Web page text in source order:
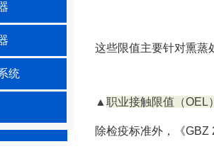
统
这些限值主要针对熏蒸
▲ 职业接触限值（OEL
除检疫标准外，《